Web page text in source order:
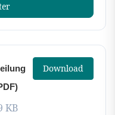
KB
Download